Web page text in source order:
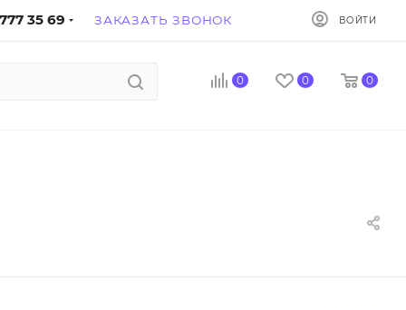
35 69 ЗАКАЗАТЬ ЗВОНОК ВОЙТИ
0 0 0